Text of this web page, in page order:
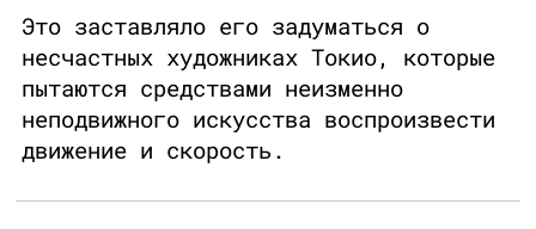
Это заставляло его задуматься о
несчастных художниках Токио, которые
пытаются средствами неизменно
неподвижного искусства воспроизвести
движение и скорость.